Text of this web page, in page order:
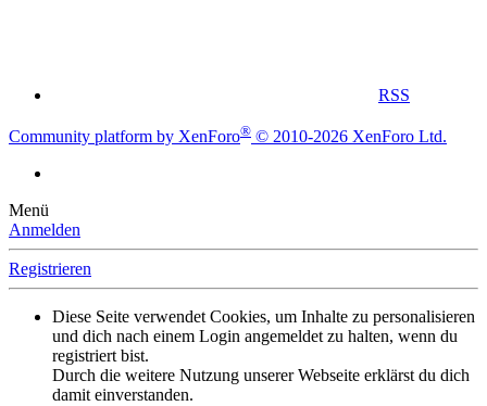
RSS
Community platform by XenForo® © 2010-2026 XenForo Ltd.
Menü
Anmelden
Registrieren
Diese Seite verwendet Cookies, um Inhalte zu personalisieren
und dich nach einem Login angemeldet zu halten, wenn du
registriert bist.
Durch die weitere Nutzung unserer Webseite erklärst du dich
damit einverstanden.